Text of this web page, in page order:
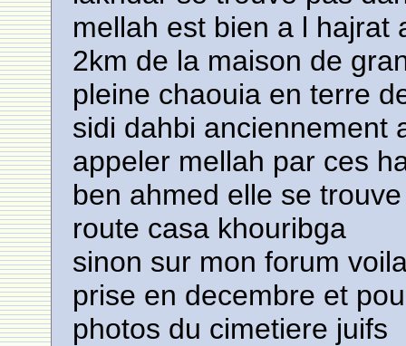
mellah est bien a l hajrat
2km de la maison de
pleine chaouia en terre
sidi dahbi anciennement
appeler mellah par ces
ben ahmed elle se
route casa khouribga
sinon sur mon forum
prise en decembre et
photos du cimetiere juifs